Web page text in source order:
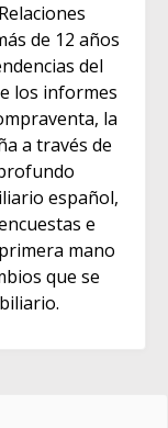
de 12 años
del
los informes
la
a través de
español,
e
mano
que se